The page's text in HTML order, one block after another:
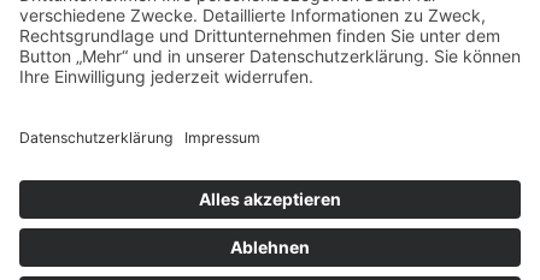
HAUTÄRZTE
HAUTÄRZTE
HAUTARZT NOTDIENST